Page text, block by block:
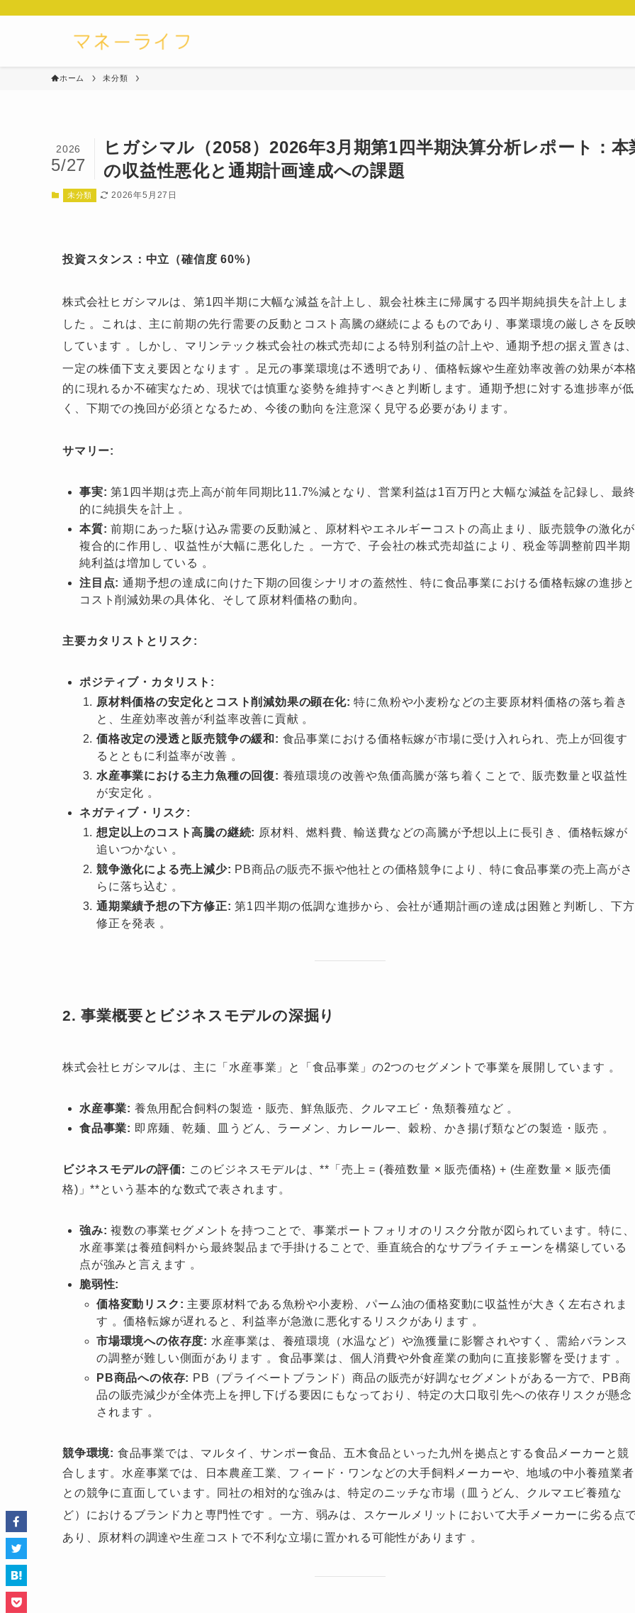
ホーム 未分類
ヒガシマル（2058）2026年3月期第1四半期決算分析レポート：本
の収益性悪化と通期計画達成への課題
2026
5/27
未分類 2026年5月27日
投資スタンス：中立（確信度 60%）
株式会社ヒガシマルは、第1四半期に大幅な減益を計上し、親会社株主に帰属する四半期純損失を計上しま
した 。これは、主に前期の先行需要の反動とコスト高騰の継続によるものであり、事業環境の厳しさを反
しています 。しかし、マリンテック株式会社の株式売却による特別利益の計上や、通期予想の据え置きは
一定の株価下支え要因となります 。足元の事業環境は不透明であり、価格転嫁や生産効率改善の効果が本
的に現れるか不確実なため、現状では慎重な姿勢を維持すべきと判断します。通期予想に対する進捗率が低
く、下期での挽回が必須となるため、今後の動向を注意深く見守る必要があります。
サマリー:
事実: 第1四半期は売上高が前年同期比11.7%減となり、営業利益は1百万円と大幅な減益を記録し、最終
的に純損失を計上 。
本質: 前期にあった駆け込み需要の反動減と、原材料やエネルギーコストの高止まり、販売競争の激化が
複合的に作用し、収益性が大幅に悪化した 。一方で、子会社の株式売却益により、税金等調整前四半期
純利益は増加している 。
注目点: 通期予想の達成に向けた下期の回復シナリオの蓋然性、特に食品事業における価格転嫁の進捗と
コスト削減効果の具体化、そして原材料価格の動向。
主要カタリストとリスク:
ポジティブ・カタリスト:
原材料価格の安定化とコスト削減効果の顕在化: 特に魚粉や小麦粉などの主要原材料価格の落ち着き
と、生産効率改善が利益率改善に貢献 。
価格改定の浸透と販売競争の緩和: 食品事業における価格転嫁が市場に受け入れられ、売上が回復す
るとともに利益率が改善 。
水産事業における主力魚種の回復: 養殖環境の改善や魚価高騰が落ち着くことで、販売数量と収益性
が安定化 。
ネガティブ・リスク:
想定以上のコスト高騰の継続: 原材料、燃料費、輸送費などの高騰が予想以上に長引き、価格転嫁が
追いつかない 。
競争激化による売上減少: PB商品の販売不振や他社との価格競争により、特に食品事業の売上高がさ
らに落ち込む 。
通期業績予想の下方修正: 第1四半期の低調な進捗から、会社が通期計画の達成は困難と判断し、下方
修正を発表 。
2. 事業概要とビジネスモデルの深掘り
株式会社ヒガシマルは、主に「水産事業」と「食品事業」の2つのセグメントで事業を展開しています 。
水産事業: 養魚用配合飼料の製造・販売、鮮魚販売、クルマエビ・魚類養殖など 。
食品事業: 即席麺、乾麺、皿うどん、ラーメン、カレールー、穀粉、かき揚げ類などの製造・販売 。
ビジネスモデルの評価: このビジネスモデルは、**「売上 = (養殖数量 × 販売価格) + (生産数量 × 販売価
格)」**という基本的な数式で表されます。
強み: 複数の事業セグメントを持つことで、事業ポートフォリオのリスク分散が図られています。特に、
水産事業は養殖飼料から最終製品まで手掛けることで、垂直統合的なサプライチェーンを構築している
点が強みと言えます 。
脆弱性:
価格変動リスク: 主要原材料である魚粉や小麦粉、パーム油の価格変動に収益性が大きく左右されま
す 。価格転嫁が遅れると、利益率が急激に悪化するリスクがあります 。
市場環境への依存度: 水産事業は、養殖環境（水温など）や漁獲量に影響されやすく、需給バランス
の調整が難しい側面があります 。食品事業は、個人消費や外食産業の動向に直接影響を受けます 。
PB商品への依存: PB（プライベートブランド）商品の販売が好調なセグメントがある一方で、PB商
品の販売減少が全体売上を押し下げる要因にもなっており、特定の大口取引先への依存リスクが懸念
されます 。
競争環境: 食品事業では、マルタイ、サンポー食品、五木食品といった九州を拠点とする食品メーカーと競
合します。水産事業では、日本農産工業、フィード・ワンなどの大手飼料メーカーや、地域の中小養殖業者
との競争に直面しています。同社の相対的な強みは、特定のニッチな市場（皿うどん、クルマエビ養殖な
ど）におけるブランド力と専門性です 。一方、弱みは、スケールメリットにおいて大手メーカーに劣る点
あり、原材料の調達や生産コストで不利な立場に置かれる可能性があります 。